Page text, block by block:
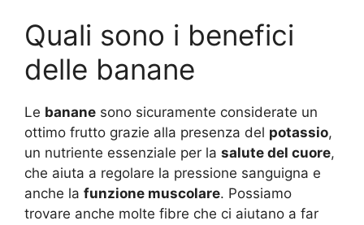
Quali sono i benefici
delle banane
Le banane sono sicuramente considerate un
ottimo frutto grazie alla presenza del potassio,
un nutriente essenziale per la salute del cuore,
che aiuta a regolare la pressione sanguigna e
anche la funzione muscolare. Possiamo
trovare anche molte fibre che ci aiutano a far